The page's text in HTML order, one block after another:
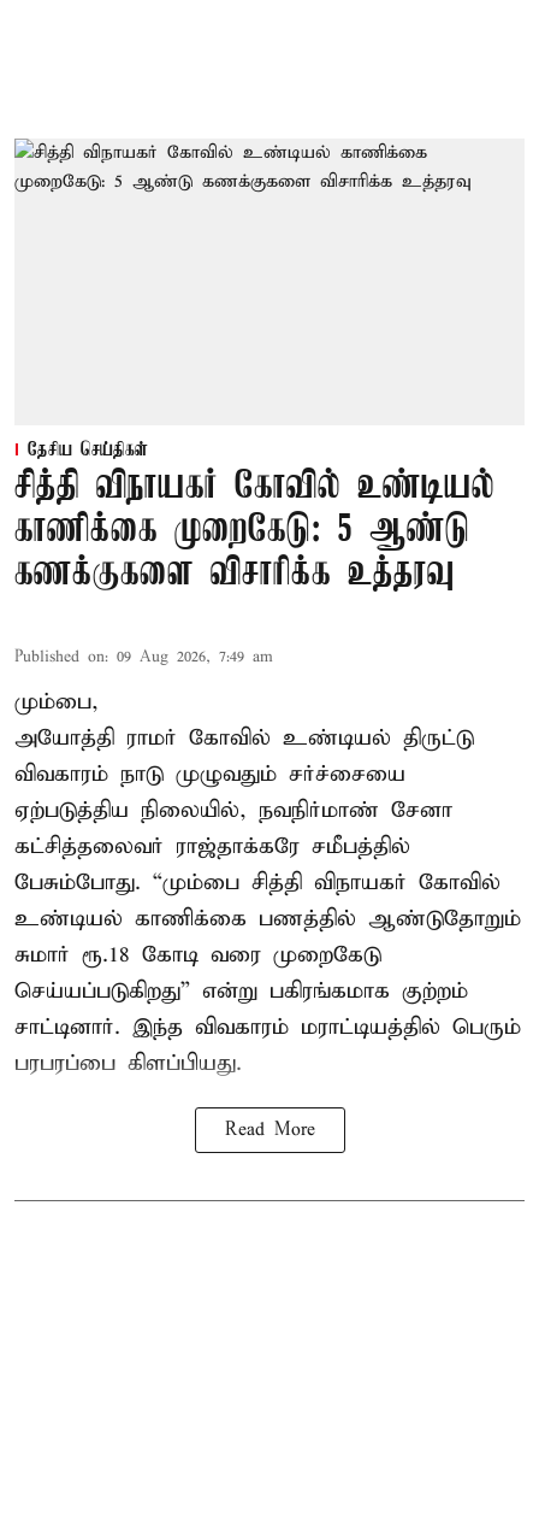
தேசிய செய்திகள்
சித்தி விநாயகர் கோவில் உண்டியல்
காணிக்கை முறைகேடு: 5 ஆண்டு
கணக்குகளை விசாரிக்க உத்தரவு
Published on: 09 Aug 2026, 7:49 am
மும்பை,
அயோத்தி ராமர் கோவில் உண்டியல் திருட்டு
விவகாரம் நாடு முழுவதும் சர்ச்சையை
ஏற்படுத்திய நிலையில், நவநிர்மாண் சேனா
கட்சித்தலைவர் ராஜ்தாக்கரே சமீபத்தில்
பேசும்போது. “மும்பை சித்தி விநாயகர் கோவில்
உண்டியல் காணிக்கை பணத்தில் ஆண்டுதோறும்
சுமார் ரூ.18 கோடி வரை முறைகேடு
செய்யப்படுகிறது” என்று பகிரங்கமாக குற்றம்
சாட்டினார். இந்த விவகாரம் மராட்டியத்தில் பெரும்
பரபரப்பை கிளப்பியது.
Read More